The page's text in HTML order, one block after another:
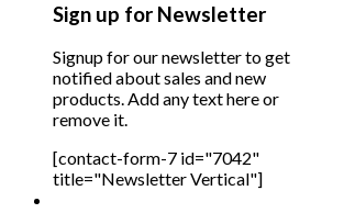
Sign up for Newsletter
Signup for our newsletter to get
notified about sales and new
products. Add any text here or
remove it.
[contact-form-7 id="7042"
title="Newsletter Vertical"]